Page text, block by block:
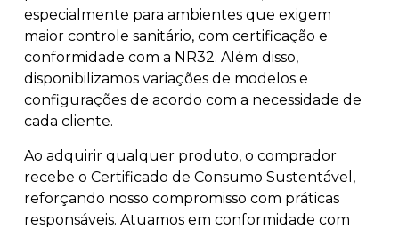
especialmente para ambientes que exigem
maior controle sanitário, com certificação e
conformidade com a NR32. Além disso,
disponibilizamos variações de modelos e
configurações de acordo com a necessidade de
cada cliente.
Ao adquirir qualquer produto, o comprador
recebe o Certificado de Consumo Sustentável,
reforçando nosso compromisso com práticas
responsáveis. Atuamos em conformidade com